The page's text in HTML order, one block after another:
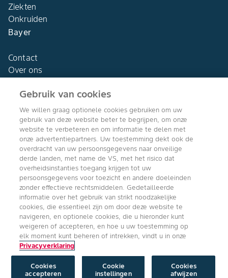
Ziekten
Onkruiden
Bayer
Contact
Over ons
Agro Bayer
Nederland
Volg ons
Copyright © Bayer Crop Science 2024
Algemene Gebruiksvoorwaarden/Privacyverklaring/Imprint/Cookie
instellingen
Gebruik van cookies
We willen graag optionele cookies gebruiken om uw
gebruik van deze website beter te begrijpen, om onze
website te verbeteren en om informatie te delen met
onze advertentiepartners. Uw toestemming dekt ook de
overdracht van uw persoonsgegevens naar onveilige
derde landen, met name de VS, met het risico dat
overheidsinstanties toegang krijgen tot uw
persoonsgegevens voor toezicht en andere doeleinden
zonder effectieve rechtsmiddelen. Gedetailleerde
informatie over het gebruik van strikt noodzakelijke
cookies, die essentieel zijn om door deze website te
navigeren, en optionele cookies, die u hieronder kunt
weigeren of accepteren, en hoe u uw toestemming op
elk moment kunt beheren of intrekken, vindt u in onze
Privacyverklaring
Cookie
instellingen
Cookies
afwijzen
Cookies
accepteren